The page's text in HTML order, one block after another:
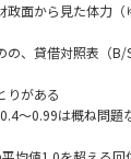
政面から見た体力（
の、貸借対照表（
りがある
～0.99は概ね問題